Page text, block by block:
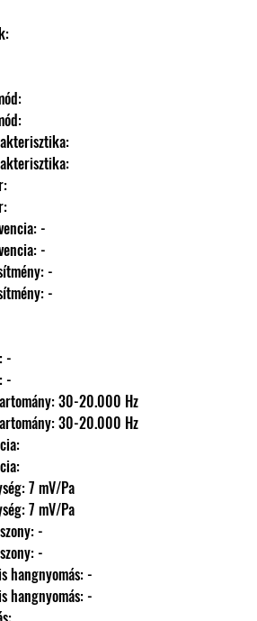
mód:
mód:
-
-
-
-
-
-
Átviteli tartomány: 30-20.000 Hz
Átviteli tartomány: 30-20.000 Hz
Érzékenység: 7 mV/Pa
Érzékenység: 7 mV/Pa
zaj viszony: -
zaj viszony: -
Maximális hangnyomás: -
Maximális hangnyomás: -